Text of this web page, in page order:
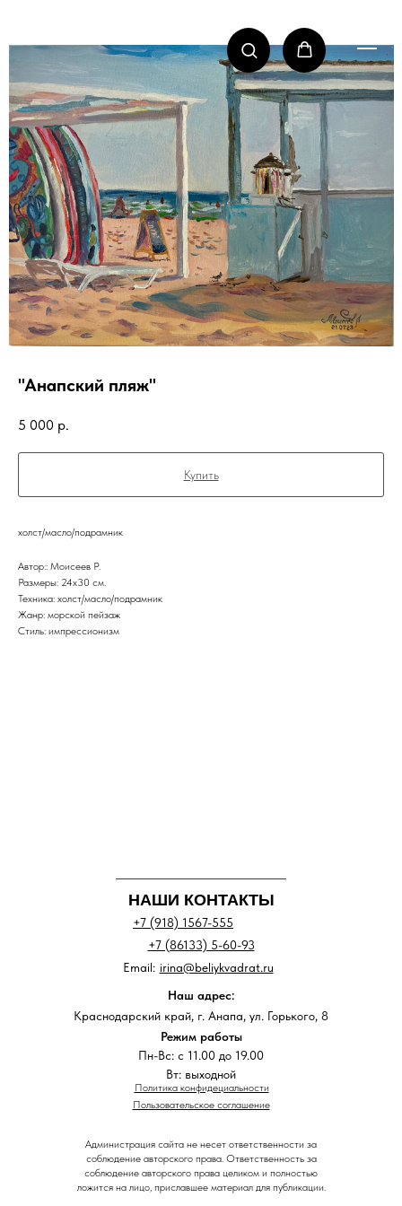
"Анапский пляж"
5 000 р.
Купить
холст/масло/подрамник
Автор:: Моисеев Р.
Размеры: 24х30 см.
Техника: холст/масло/подрамник
Жанр: морской пейзаж
Стиль: импрессионизм
Политика конфидециальности
Пользовательское соглашение
НАШИ КОНТАКТЫ
+7 (918) 1567-555
+7 (86133) 5-60-93
Наш адрес:
Краснодарский край, г. Анапа, ул. Горького, 8
Администрация сайта не несет ответственности за
соблюдение авторского права. Ответственность за
соблюдение авторского права целиком и полностью
ложится на лицо, приславшее материал для публикации.
Режим работы
Пн-Вс: с 11.00 до 19.00
Вт: выходной
irina@beliykvadrat.ru
Email: